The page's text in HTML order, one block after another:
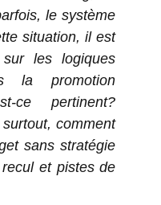
le système
situation, il est
sur les logiques
la promotion
ce pertinent?
comment
sans stratégie
et pistes de